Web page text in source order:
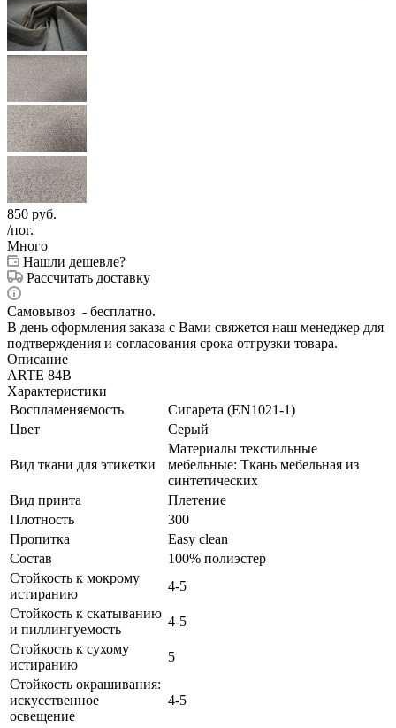
850 руб.
/пог.
Много
Нашли дешевле?
Рассчитать доставку
Самовывоз - бесплатно.
В день оформления заказа с Вами свяжется наш менеджер для
подтверждения и согласования срока отгрузки товара.
Описание
ARTE 84B
Характеристики
Воспламеняемость
Сигарета (EN1021-1)
Цвет
Серый
Вид ткани для этикетки
Материалы текстильные
мебельные: Ткань мебельная из
синтетических
Вид принта
Плетение
Плотность
300
Пропитка
Easy clean
Состав
100% полиэстер
Стойкость к мокрому
истиранию
4-5
Стойкость к скатыванию
и пиллингуемость
4-5
Стойкость к сухому
истиранию
5
Стойкость окрашивания:
искусственное
освещение
4-5